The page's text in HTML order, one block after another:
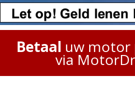
Betaal uw motor
via